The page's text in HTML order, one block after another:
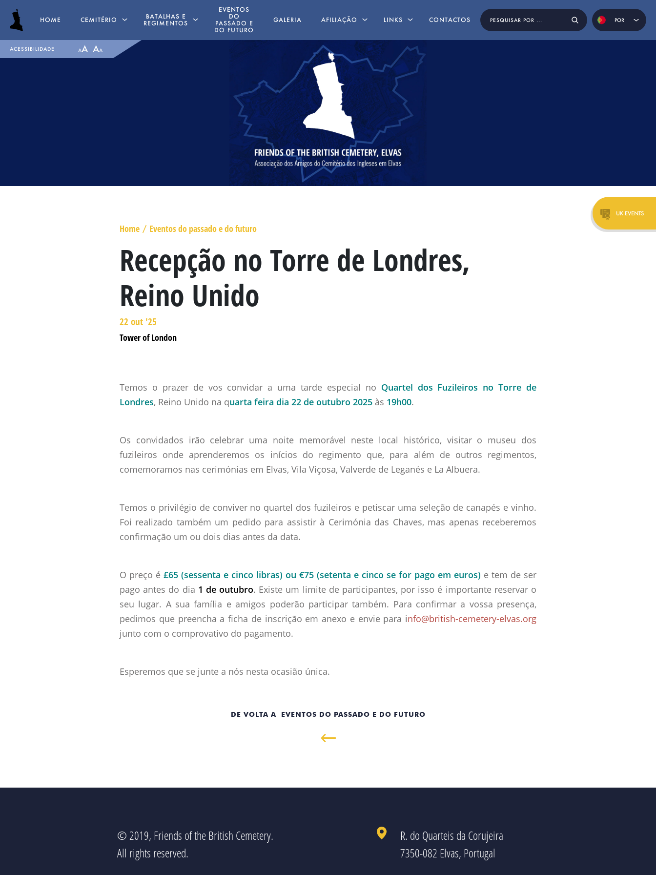
UK EVENTS
HOME CEMITÉRIO
SEPULTURAS
MARECHAL GENERAL VISCOUNT
GENERAL SIR ROWLAND HILL
BATALHAS E
REGIMENTOS
RECOMMENDED READING
EVENTOS
DO
PASSADO E
DO FUTURO
GALERIA AFILIAÇÃO
AMIGOS AUSENTES
LINKS
LIVROS ESCRITOS
POR MEMBROS
CONTACTOS POR
ENG
ESP
ACESSIBILIDADE
AA AA
Home / Eventos do passado e do futuro
Recepção no Torre de Londres,
Reino Unido
22 out '25
Tower of London
Temos o prazer de vos convidar a uma tarde especial no Quartel dos Fuzileiros no Torre de
Londres, Reino Unido na quarta feira dia 22 de outubro 2025 às 19h00.
Os convidados irão celebrar uma noite memorável neste local histórico, visitar o museu dos
fuzileiros onde aprenderemos os inícios do regimento que, para além de outros regimentos,
comemoramos nas cerimónias em Elvas, Vila Viçosa, Valverde de Leganés e La Albuera.
Temos o privilégio de conviver no quartel dos fuzileiros e petiscar uma seleção de canapés e vinho.
Foi realizado também um pedido para assistir à Cerimónia das Chaves, mas apenas receberemos
confirmação um ou dois dias antes da data.
O preço é £65 (sessenta e cinco libras) ou €75 (setenta e cinco se for pago em euros) e tem de ser
pago antes do dia 1 de outubro. Existe um limite de participantes, por isso é importante reservar o
seu lugar. A sua família e amigos poderão participar também. Para confirmar a vossa presença,
pedimos que preencha a ficha de inscrição em anexo e envie para info@british-cemetery-elvas.org
junto com o comprovativo do pagamento.
Esperemos que se junte a nós nesta ocasião única.
DE VOLTA A EVENTOS DO PASSADO E DO FUTURO
© 2019, Friends of the British Cemetery.
All rights reserved.
R. do Quarteis da Corujeira
7350-082 Elvas, Portugal